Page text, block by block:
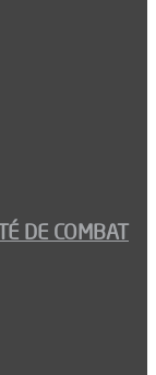
DE COMBAT